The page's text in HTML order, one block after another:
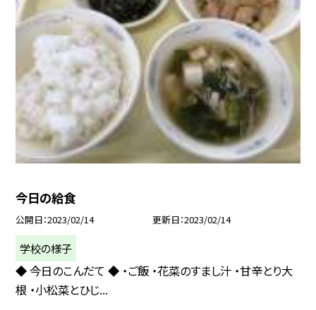
今日の給食
公開日 2023/02/14 更新日 2023/02/14
学校の様子
◆ 今日のこんだて ◆ ・ご飯 ・花菜のすまし汁 ・甘辛とり大
根 ・小松菜とひじ...